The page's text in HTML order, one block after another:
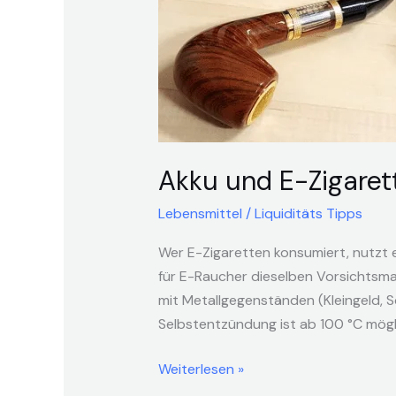
Akku und E-
Lebensmittel /Liquiditäts Tipps
Wer E-Zigaretten konsumiert, nutzt
für E-Raucher dieselben
mit Metallgegenständen (Kleingeld,
Selbstentzündung ist ab 100 °C
Weiterlesen »